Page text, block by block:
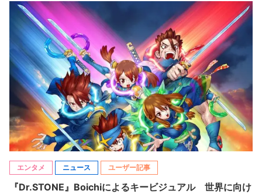
エンタメ ニュース ユーザー記事
『Dr.STONE』Boichiによるキービジュアル 世界に向け